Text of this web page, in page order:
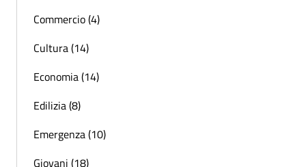
Commercio (4)
Cultura (14)
Economia (14)
Edilizia (8)
Emergenza (10)
Giovani (18)